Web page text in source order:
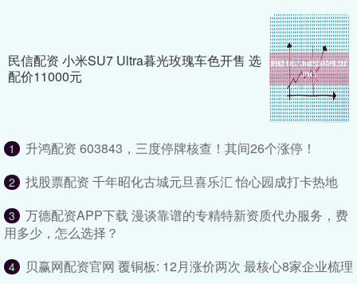
民信配资 小米SU7 Ultra暮光玫瑰车色开售 选
配价11000元
1 升鸿配资 603843，三度停牌核查！其间26个涨停！
2 找股票配资 千年昭化古城元旦喜乐汇 怡心园成打卡热地
3
万德配资APP下载 漫谈靠谱的专精特新资质代办服务，费
用多少，怎么选择？
4 贝赢网配资官网 覆铜板: 12月涨价两次 最核心8家企业梳理